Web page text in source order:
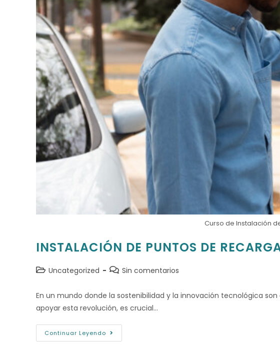
Curso de Instalación
INSTALACIÓN DE PUNTOS DE
Uncategorized Sin comentarios
En un mundo donde la sostenibilidad y la innovación tecnológica
apoyar esta revolución, es crucial…
Continuar Leyendo